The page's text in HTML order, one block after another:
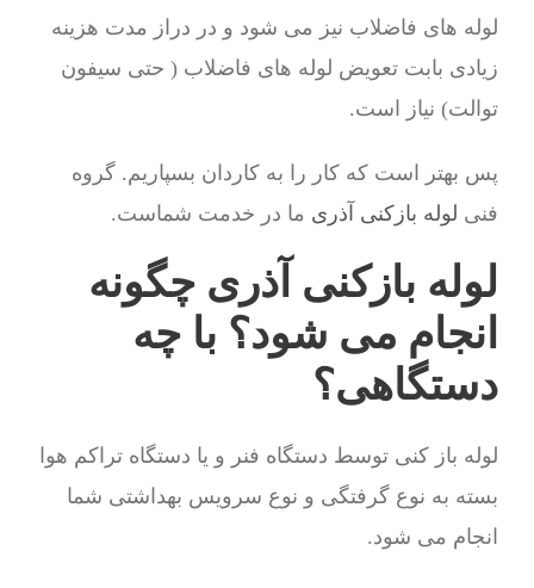
لوله های فاضلاب نیز می شود و در دراز مدت هزینه
زیادی بابت تعویض لوله های فاضلاب ( حتی سیفون
توالت) نیاز است.
پس بهتر است که کار را به کاردان بسپاریم. گروه
فنی لوله بازکنی آذری ما در خدمت شماست.
لوله بازکنی آذری چگونه
انجام می شود؟ با چه
دستگاهی؟
لوله باز کنی توسط دستگاه فنر و یا دستگاه تراکم هوا
بسته به نوع گرفتگی و نوع سرویس بهداشتی شما
انجام می شود.